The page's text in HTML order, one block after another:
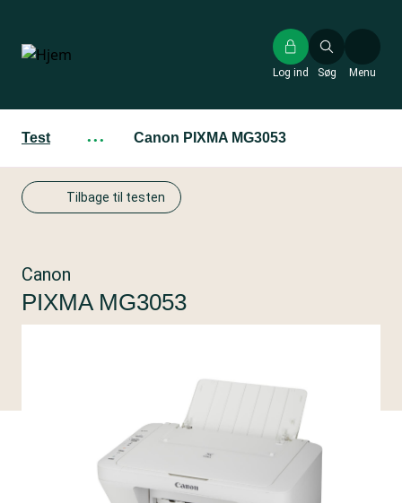
hovedindhold
Søg
Log ind Menu
Test ··· Canon PIXMA MG3053
Tilbage til testen
Canon
PIXMA MG3053